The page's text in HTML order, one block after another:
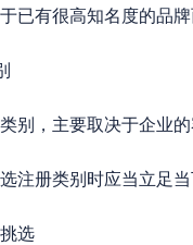
已有很高知名度的品
，主要取决于企业的
册类别时应当立足当
选